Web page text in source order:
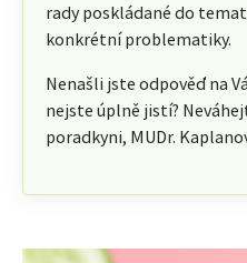
rady poskládané do
konkrétní problematiky.
Nenašli jste odpověď na
nejste úplně jistí?
poradkyni, MUDr.